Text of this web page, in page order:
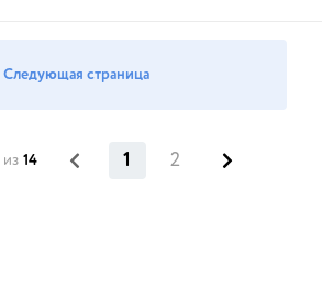
Следующая страница
из 14 1 2